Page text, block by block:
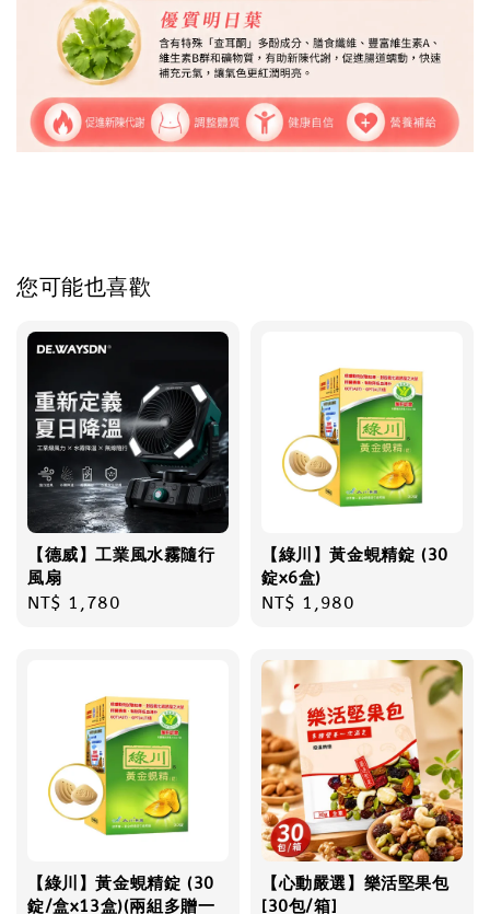
您可能也喜歡
【德威】工業風水霧隨行
風扇
Regular
NT$ 1,780
【綠川】黃金蜆精錠 (30
錠x6盒)
Regular
NT$ 1,980
【綠川】黃金蜆精錠 (30
錠/盒x13盒)(兩組多贈一
【心動嚴選】樂活堅果包
[30包/箱]